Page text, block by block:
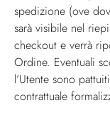
spedizione (ove
sarà visibile nel
checkout e verrà
Ordine. Eventuali
l’Utente sono
contrattuale